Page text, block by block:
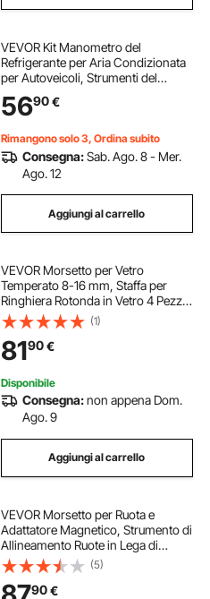
VEVOR Kit Manometro del
Refrigerante per Aria Condizionata
per Autoveicoli, Strumenti del
Refrigerante a 3 Vie Tubi Flessibili
Raccordi a Sgancio Rapido,
Auto
5690€
Rimangono solo 3, Ordina subito
Consegna:Sab. Ago. 8 - Mer.
Ago. 12
Aggiungi al carrello
VEVOR Morsetto per Vetro
Temperato 8-16 mm, Staffa per
Ringhiera Rotonda in Vetro 4 Pezzi,
Morsetto per Montaggio Vetro
Acciaio Inossidabile 304, Staffa per
Mensola per Balcone, Giardino,
Terrazza
(1)
8190€
Disponibile
Consegna:non appena Dom.
Ago. 9
Aggiungi al carrello
VEVOR Morsetto per Ruota e
Adattatore Magnetico, Strumento di
Allineamento Ruote in Lega di
Alluminio per un Calibro di
Campanatura Preciso, Strumento di
Riparazione Pneumatici Magnetico
(5)
90€